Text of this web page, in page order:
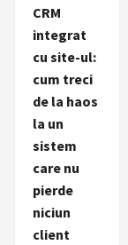
CRM
integrat
cu site-ul:
cum treci
de la haos
la un
sistem
care nu
pierde
niciun
client